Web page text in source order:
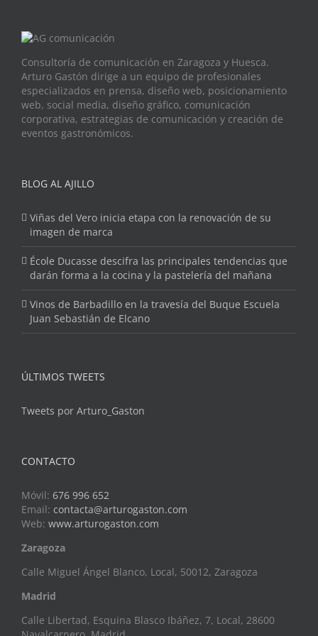
Consultoría de comunicación en Zaragoza y Huesca.
Arturo Gastón dirige a un equipo de profesionales
especializados en prensa, diseño web, posicionamiento
web, social media, diseño gráfico, comunicación
corporativa, estrategias de comunicación y creación de
eventos gastronómicos.
BLOG AL AJILLO
Viñas del Vero inicia etapa con la renovación de su
imagen de marca
École Ducasse descifra las principales tendencias que
darán forma a la cocina y la pastelería del mañana
Vinos de Barbadillo en la travesía del Buque Escuela
Juan Sebastián de Elcano
ÚLTIMOS TWEETS
Tweets por Arturo_Gaston
CONTACTO
Móvil: 676 996 652
Email: contacta@arturogaston.com
Web: www.arturogaston.com
Zaragoza
Calle Miguel Ángel Blanco, Local, 50012, Zaragoza
Madrid
Calle Libertad, Esquina Blasco Ibáñez, 7, Local, 28600